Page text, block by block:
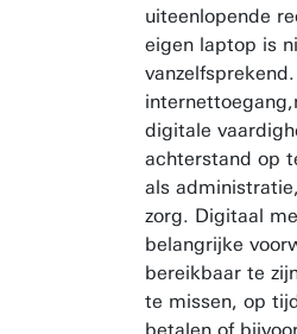
uiteenlopende
eigen laptop is
digitale
achterstand op
als
zorg. Digitaal
belangrijke
bereikbaar te
te missen, op